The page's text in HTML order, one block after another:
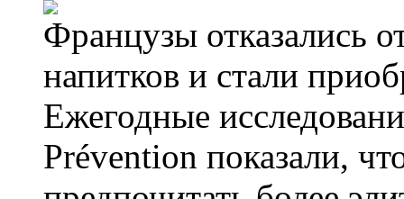
Французы отказались
напитков и стали
Ежегодные
Prévention показали,